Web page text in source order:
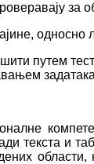
за
путем
текста и